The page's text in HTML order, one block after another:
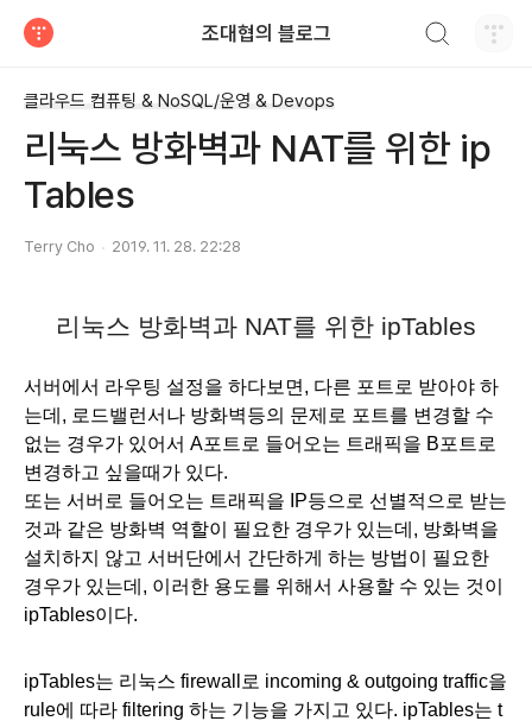
조대협의 블로그
클라우드 컴퓨팅 & NoSQL/운영 & Devops
리눅스 방화벽과 NAT를 위한 ip
Tables
Terry Cho 2019. 11. 28. 22:28
리눅스 방화벽과 NAT를 위한 ipTables
서버에서 라우팅 설정을 하다보면, 다른 포트로 받아야 하
는데, 로드밸런서나 방화벽등의 문제로 포트를 변경할 수
없는 경우가 있어서 A포트로 들어오는 트래픽을 B포트로
변경하고 싶을때가 있다.
또는 서버로 들어오는 트래픽을 IP등으로 선별적으로 받는
것과 같은 방화벽 역할이 필요한 경우가 있는데, 방화벽을
설치하지 않고 서버단에서 간단하게 하는 방법이 필요한
경우가 있는데, 이러한 용도를 위해서 사용할 수 있는 것이
ipTables이다.
ipTables는 리눅스 firewall로 incoming & outgoing traffic을
rule에 따라 filtering 하는 기능을 가지고 있다. ipTables는 t